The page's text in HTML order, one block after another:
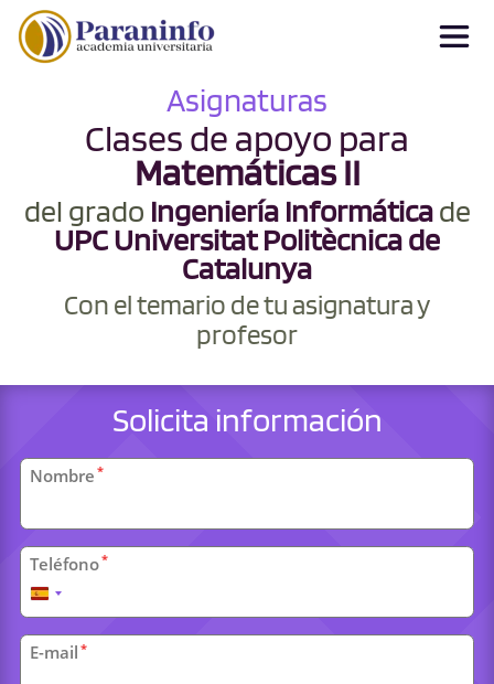
Asignaturas
Clases de apoyo para
Matemáticas II
del grado Ingeniería Informáticade
UPC Universitat Politècnica de
Catalunya
Con el temario de tu asignatura y
profesor
Solicita información
Datos
personales
Nombre *
Teléfono*
España
+34
E-mail *